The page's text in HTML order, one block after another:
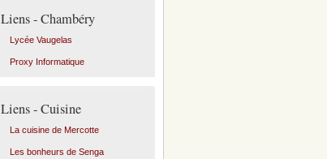
Liens - Chambéry
Lycée Vaugelas
Proxy Informatique
Liens - Cuisine
La cuisine de Mercotte
Les bonheurs de Senga